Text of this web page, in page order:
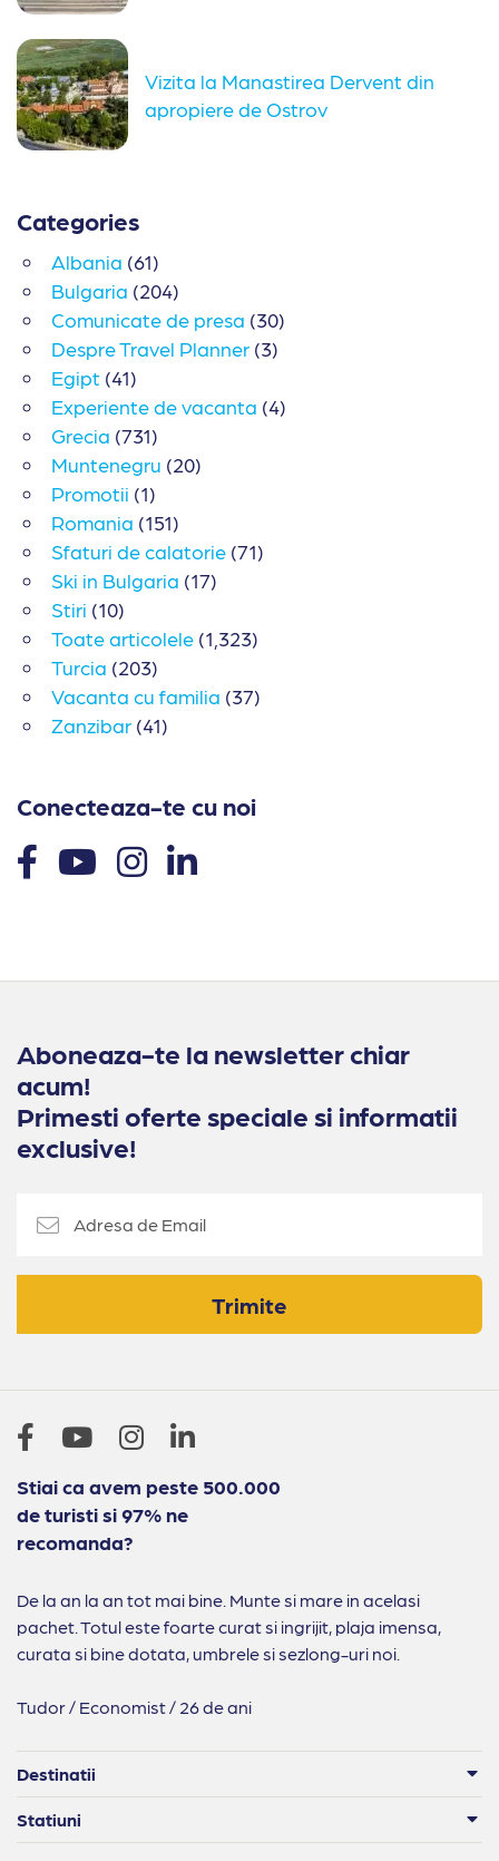
Vizita la Manastirea Dervent din
apropiere de Ostrov
Categories
Albania (61)
Bulgaria (204)
Comunicate de presa (30)
Despre Travel Planner (3)
Egipt (41)
Experiente de vacanta (4)
Grecia (731)
Muntenegru (20)
Promotii (1)
Romania (151)
Sfaturi de calatorie (71)
Ski in Bulgaria (17)
Stiri (10)
Toate articolele (1,323)
Turcia (203)
Vacanta cu familia (37)
Zanzibar (41)
Conecteaza-te cu noi
Aboneaza-te la newsletter chiar
acum!
Primesti oferte speciale si informatii
exclusive!
Trimite
Stiai ca avem peste 500.000
de turisti si 97% ne
recomanda?
De la an la an tot mai bine. Munte si mare in acelasi
pachet. Totul este foarte curat si ingrijit, plaja imensa,
curata si bine dotata, umbrele si sezlong-uri noi.
Tudor / Economist / 26 de ani
Destinatii
Statiuni